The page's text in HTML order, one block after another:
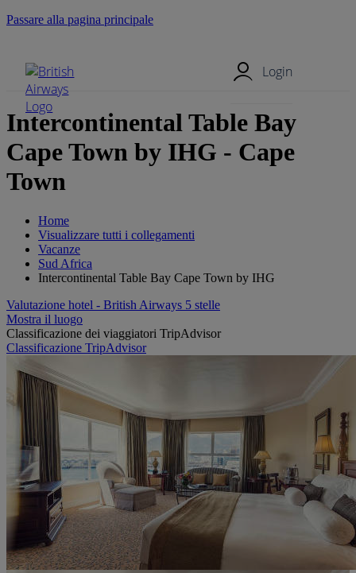
Passare alla pagina principale
Login
Intercontinental Table Bay
Cape Town by IHG - Cape
Town
Home
Visualizzare tutti i collegamenti
Vacanze
Sud Africa
Intercontinental Table Bay Cape Town by IHG
Valutazione hotel - British Airways 5 stelle
Mostra il luogo
Classificazione dei viaggiatori TripAdvisor
Classificazione TripAdvisor